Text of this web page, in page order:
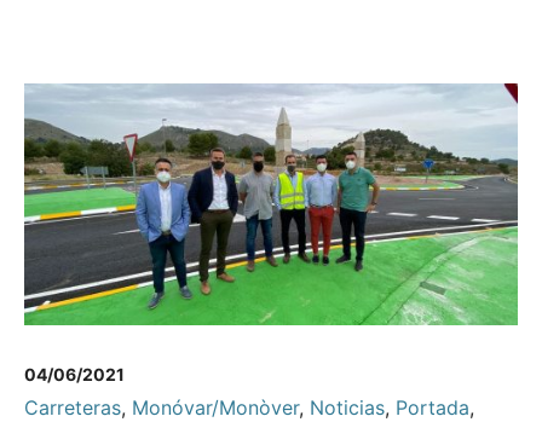
04/06/2021
Carreteras, Monóvar/Monòver, Noticias, Portada,